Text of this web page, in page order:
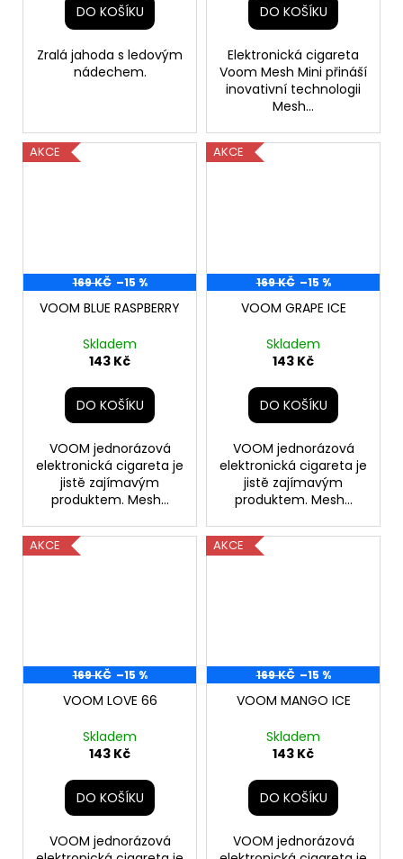
DO KOŠÍKU
Zralá jahoda s ledovým
nádechem.
DO KOŠÍKU
Elektronická cigareta
Voom Mesh Mini přináší
inovativní technologii
Mesh...
AKCE
169 KČ –15 %
VOOM BLUE RASPBERRY
Skladem
143 Kč
DO KOŠÍKU
VOOM jednorázová
elektronická cigareta je
jistě zajímavým
produktem. Mesh...
AKCE
169 KČ –15 %
VOOM GRAPE ICE
Skladem
143 Kč
DO KOŠÍKU
VOOM jednorázová
elektronická cigareta je
jistě zajímavým
produktem. Mesh...
AKCE
169 KČ –15 %
VOOM LOVE 66
Skladem
143 Kč
DO KOŠÍKU
VOOM jednorázová
AKCE
169 KČ –15 %
VOOM MANGO ICE
Skladem
143 Kč
DO KOŠÍKU
VOOM jednorázová